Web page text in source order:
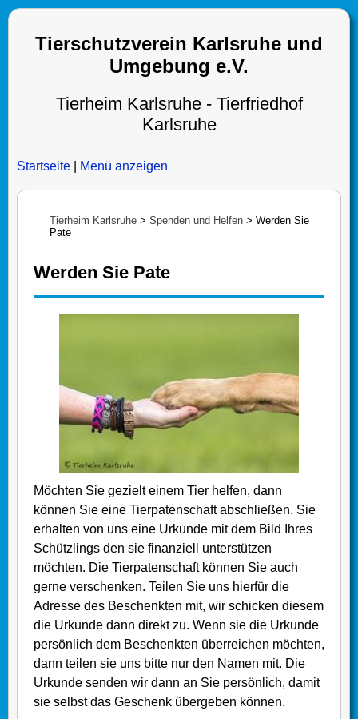
Tierschutzverein Karlsruhe und
Umgebung e.V.
Tierheim Karlsruhe - Tierfriedhof
Karlsruhe
Startseite Menü anzeigen
Tierheim Karlsruhe > Spenden und Helfen > Werden Sie
Pate
Werden Sie Pate
Möchten Sie gezielt einem Tier helfen, dann
können Sie eine Tierpatenschaft abschließen. Sie
erhalten von uns eine Urkunde mit dem Bild Ihres
Schützlings den sie finanziell unterstützen
möchten. Die Tierpatenschaft können Sie auch
gerne verschenken. Teilen Sie uns hierfür die
Adresse des Beschenkten mit, wir schicken diesem
die Urkunde dann direkt zu. Wenn sie die Urkunde
persönlich dem Beschenkten überreichen möchten,
dann teilen sie uns bitte nur den Namen mit. Die
Urkunde senden wir dann an Sie persönlich, damit
sie selbst das Geschenk übergeben können.